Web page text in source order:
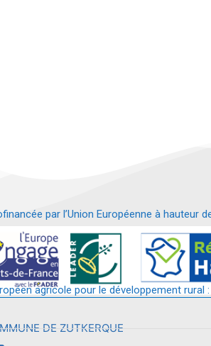
par l’Union Européenne à hauteur
d’un bâtiment en services et
agricole pour le développement rural
DE ZUTKERQUE